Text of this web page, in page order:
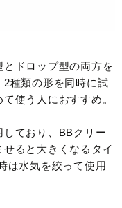
ドロップ型の両方を
種類の形を同時に試
使う人におすすめ。
ており、BBクリー
ると大きくなるタイ
は水気を絞って使用